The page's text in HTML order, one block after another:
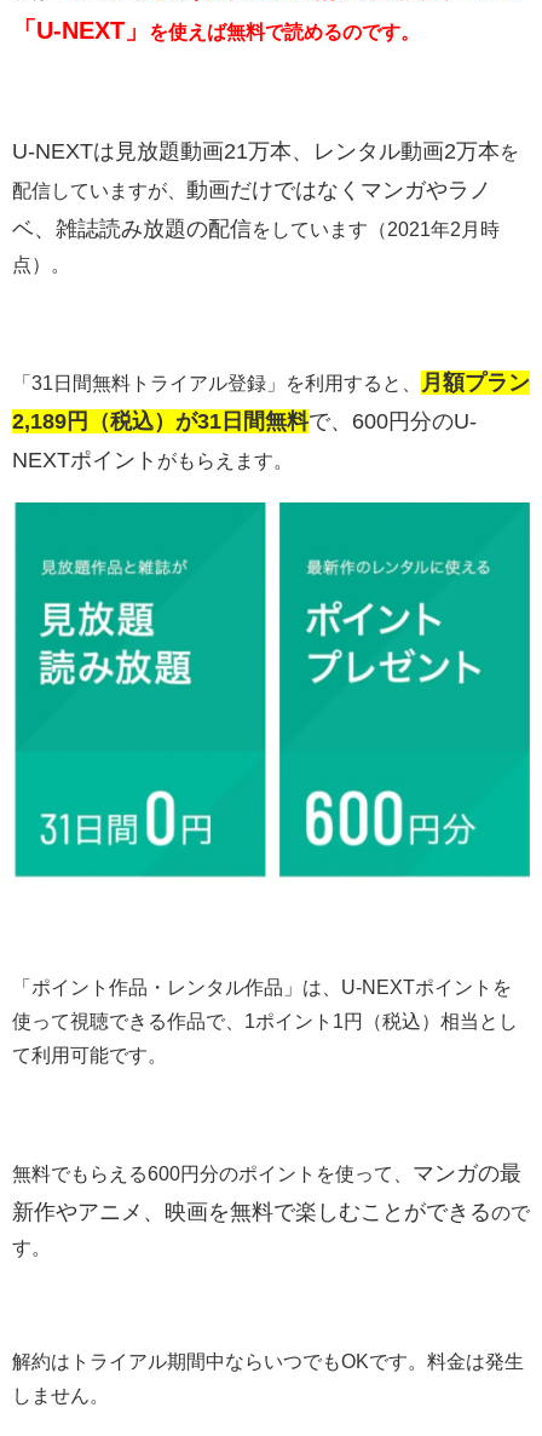
「U-NEXT」 を使えば無料で読めるのです。
U-NEXTは 見放題動画21万本、レンタル動画2万本を
配信していますが、 動画だけではなくマンガやラノ
ベ、雑誌読み放題の配信をしています（2021年2月時
点）。
「31日間無料トライアル登録」を利用すると、
月額プラン
2,189円（税込）が31日間無料で、600円分のU-
NEXTポイント がもらえます。
「ポイント作品・レンタル作品」は、U-NEXTポイントを
使って視聴できる作品で、1ポイント1円（税込）相当とし
て利用可能です。
無料でもらえる600円分のポイントを使って、 マンガの最
新作やアニメ、映画を無料で楽しむことができるので
す。
解約はトライアル期間中ならいつでもOKです。料金は発生
しません。